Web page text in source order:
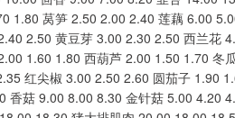
1.80 莴笋 2.50 2.00 2.40 莲藕 6.00
2.50 黄豆芽 3.00 2.30 2.50 西兰花
1.60 1.80 西葫芦 2.00 1.50 1.70 冬
红尖椒 3.00 2.50 2.60 圆茄子 1.90
香菇 9.00 8.00 8.30 金针菇 5.00 4.20